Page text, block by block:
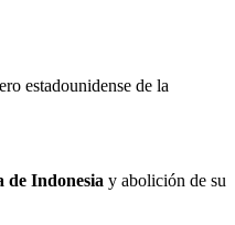
estadounidense de la
de Indonesia y abolición de su